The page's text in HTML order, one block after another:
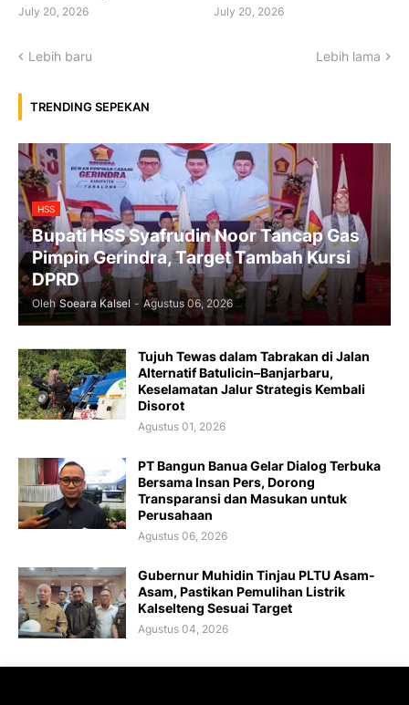
July 20, 2026 July 20, 2026
Lebih baru Lebih lama
TRENDING SEPEKAN
HSS
Bupati HSS Syafrudin Noor Tancap Gas
Pimpin Gerindra, Target Tambah Kursi
DPRD
Oleh Soeara Kalsel - Agustus 06, 2026
Tujuh Tewas dalam Tabrakan di Jalan
Alternatif Batulicin–Banjarbaru,
Keselamatan Jalur Strategis Kembali
Disorot
Agustus 01, 2026
PT Bangun Banua Gelar Dialog Terbuka
Bersama Insan Pers, Dorong
Transparansi dan Masukan untuk
Perusahaan
Agustus 06, 2026
Gubernur Muhidin Tinjau PLTU Asam-
Asam, Pastikan Pemulihan Listrik
Kalselteng Sesuai Target
Agustus 04, 2026